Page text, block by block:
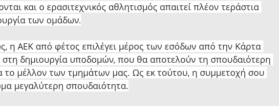
και ο ερασιτεχνικός αθλητισμός απαιτεί πλέον τεράστια
των ομάδων.
η ΑΕΚ από φέτος επιλέγει μέρος των εσόδων από την Κάρτα
δημιουργία υποδομών, που θα αποτελούν τη σπουδαιότερη
το μέλλον των τμημάτων μας. Ως εκ τούτου, η συμμετοχή σου
μεγαλύτερη σπουδαιότητα.